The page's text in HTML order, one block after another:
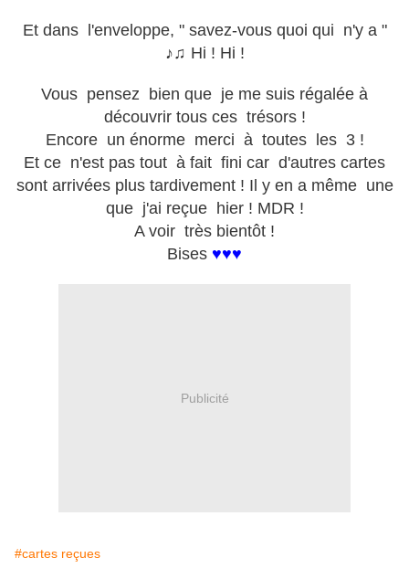
Et dans l'enveloppe, " savez-vous quoi qui n'y a "
♪♫ Hi ! Hi !
Vous pensez bien que je me suis régalée à
découvrir tous ces trésors !
Encore un énorme merci à toutes les 3 !
Et ce n'est pas tout à fait fini car d'autres cartes
sont arrivées plus tardivement ! Il y en a même une
que j'ai reçue hier ! MDR !
A voir très bientôt !
Bises ♥♥♥
Publicité
#cartes reçues